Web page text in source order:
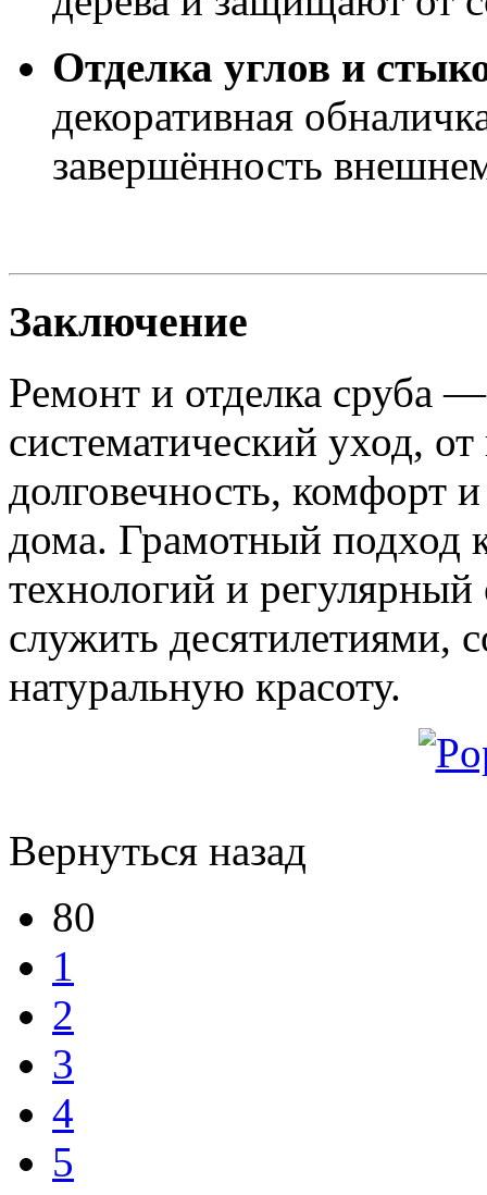
Отделка углов и
декоративная
завершённость
Заключение
Ремонт и отделка сруба —
систематический уход, от
долговечность, комфорт
дома. Грамотный подход
технологий и
служить десятилетиями,
натуральную красоту.
Вернуться назад
80
1
2
3
4
5